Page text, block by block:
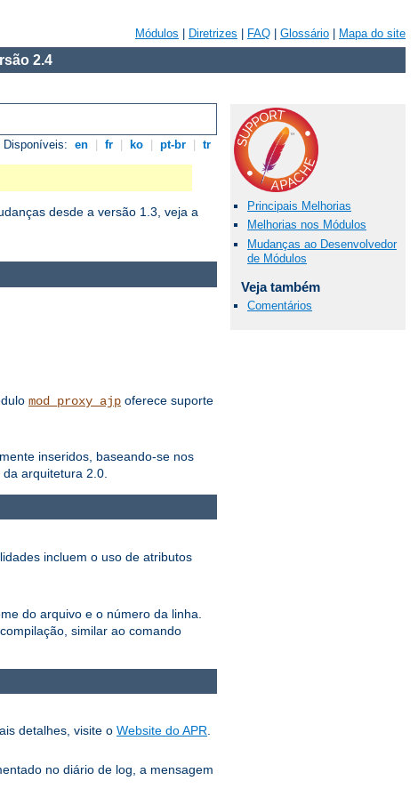
Módulos Diretrizes FAQ Glossário Mapa do site
2.4
Disponíveis: en fr ko pt-br tr
desde a versão 1.3, veja a
Principais Melhorias
Melhorias nos Módulos
Mudanças ao Desenvolvedor
de Módulos
Veja também
Comentários
mod_proxy_ajp oferece suporte
inseridos, baseando-se nos
arquitetura 2.0.
incluem o uso de atributos
do arquivo e o número da linha.
similar ao comando
detalhes, visite o Website do APR.
no diário de log, a mensagem